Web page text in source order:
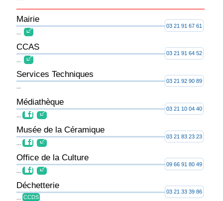
Mairie
03 21 91 67 61
CCAS
03 21 91 64 52
Services Techniques
03 21 92 90 89
Médiathèque
03 21 10 04 40
Musée de la Céramique
03 21 83 23 23
Office de la Culture
09 66 91 80 49
Déchetterie
CCDS
03 21 33 39 86